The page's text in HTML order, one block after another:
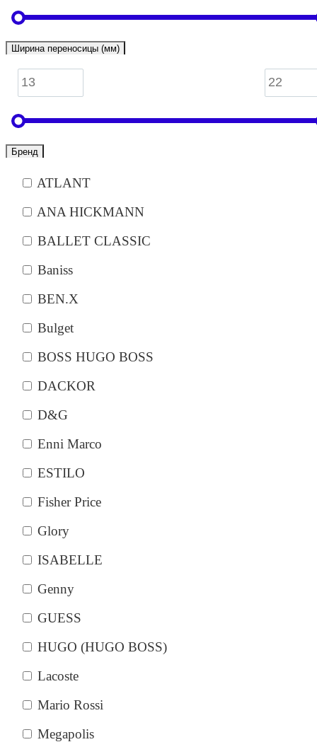
Ширина переносицы (мм)
Бренд
ATLANT
ANA HICKMANN
BALLET CLASSIC
Baniss
BEN.X
Bulget
BOSS HUGO BOSS
DACKOR
D&G
Enni Marco
ESTILO
Fisher Price
Glory
ISABELLE
Genny
GUESS
HUGO (HUGO BOSS)
Lacoste
Mario Rossi
Megapolis